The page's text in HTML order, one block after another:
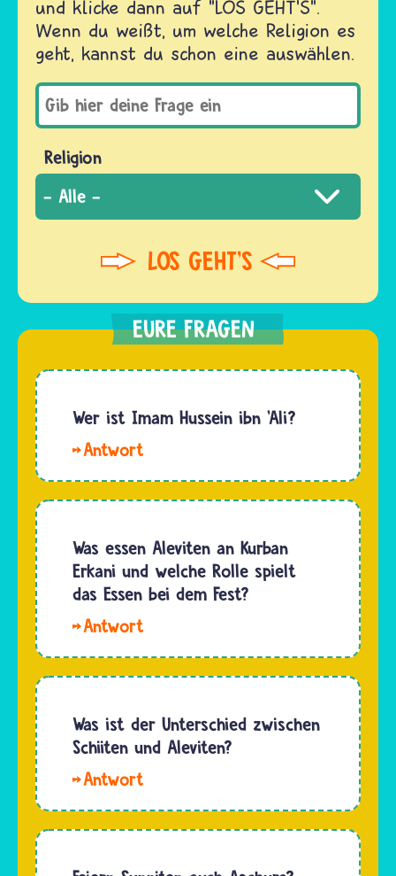
und klicke dann auf "LOS GEHT'S".
Wenn du weißt, um welche Religion es
geht, kannst du schon eine auswählen.
Religion
Wer ist Imam Hussein ibn 'Ali?
Hussein
war ein
Enkelkind
des
Muhammad.
Musliminnen
und
die
glauben,
dass
Was essen Aleviten an Kurban
Erkani und welche Rolle spielt
das Essen bei dem Fest?
Kurban
im
Alevitentum
des
Opferns.
Nach
Was ist der Unterschied zwischen
Schiiten und Aleviten?
und
Gläubige